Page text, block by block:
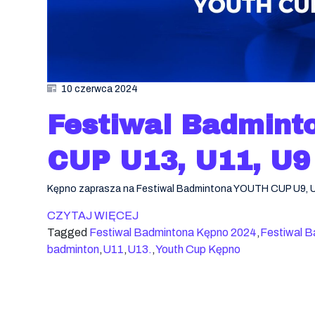
10 czerwca 2024
Festiwal
CUP U13, U11,
Kępno zaprasza na Festiwal Badmintona YOUTH CUP U9,
CZYTAJ WIĘCEJ
Tagged Festiwal Badmintona Kępno 2024,Festiwal
badminton,U11,U13. ,Youth Cup Kępno